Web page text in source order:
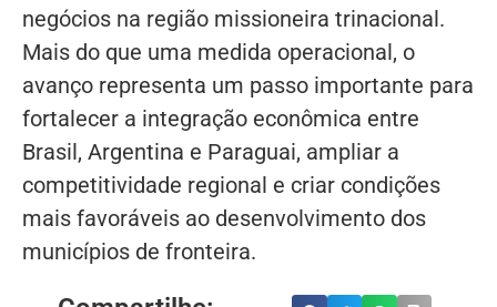
negócios na região missioneira trinacional.
Mais do que uma medida operacional, o
avanço representa um passo importante para
fortalecer a integração econômica entre
Brasil, Argentina e Paraguai, ampliar a
competitividade regional e criar condições
mais favoráveis ao desenvolvimento dos
municípios de fronteira.